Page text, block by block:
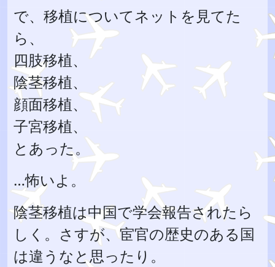
で、移植についてネットを見てた
ら、
四肢移植、
陰茎移植、
顔面移植、
子宮移植、
とあった。
…怖いよ。
陰茎移植は中国で学会報告されたら
しく。さすが、宦官の歴史のある国
は違うなと思ったり。